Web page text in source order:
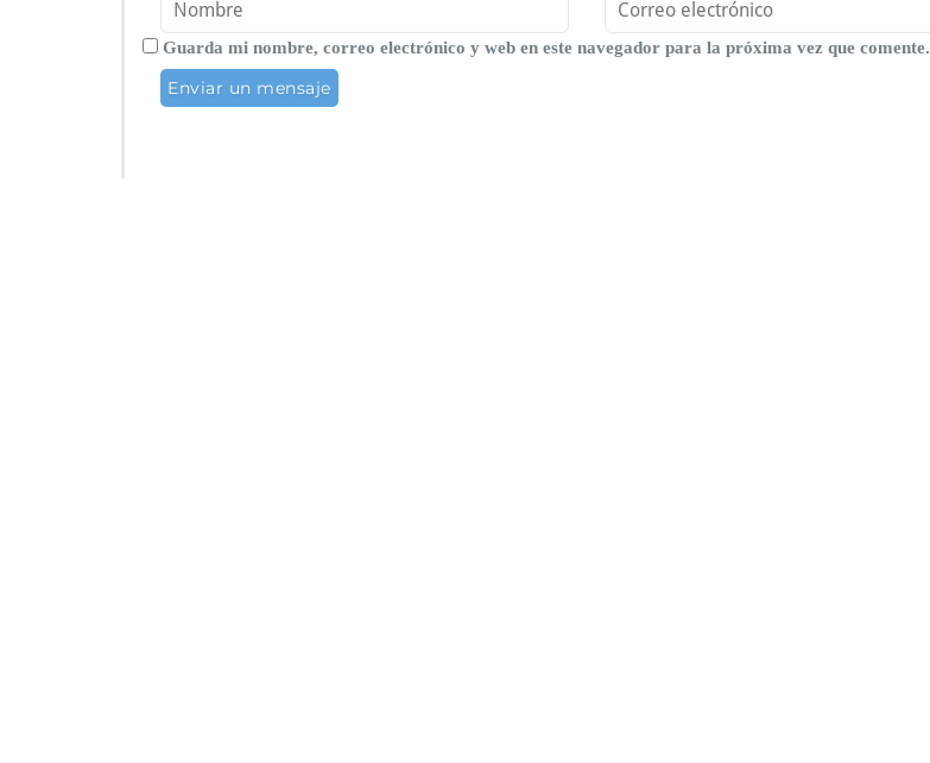
Guarda mi nombre, correo electrónico y web en este navegador para la próxima vez que comente.